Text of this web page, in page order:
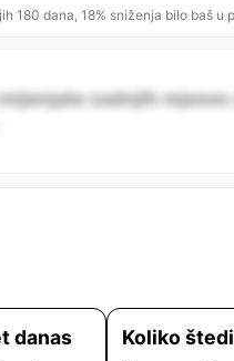
180 dana, 18% sniženja bilo baš u
zadnjih mjesec
danas Koliko